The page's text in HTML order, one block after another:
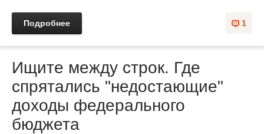
1
Подробнее
Ищите между строк. Где
спрятались "недостающие"
доходы федерального
бюджета